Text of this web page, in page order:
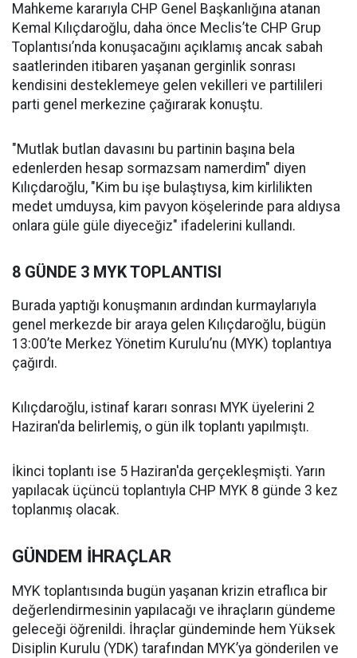
Mahkeme kararıyla CHP Genel Başkanlığına atanan
Kemal Kılıçdaroğlu, daha önce Meclis’te CHP Grup
Toplantısı’nda konuşacağını açıklamış ancak sabah
saatlerinden itibaren yaşanan gerginlik sonrası
kendisini desteklemeye gelen vekilleri ve partilileri
parti genel merkezine çağırarak konuştu.
"Mutlak butlan davasını bu partinin başına bela
edenlerden hesap sormazsam namerdim" diyen
Kılıçdaroğlu, "Kim bu işe bulaştıysa, kim kirlilikten
medet umduysa, kim pavyon köşelerinde para aldıysa
onlara güle güle diyeceğiz" ifadelerini kullandı.
8 GÜNDE 3 MYK TOPLANTISI
Burada yaptığı konuşmanın ardından kurmaylarıyla
genel merkezde bir araya gelen Kılıçdaroğlu, bügün
13:00’te Merkez Yönetim Kurulu’nu (MYK) toplantıya
çağırdı.
Kılıçdaroğlu, istinaf kararı sonrası MYK üyelerini 2
Haziran'da belirlemiş, o gün ilk toplantı yapılmıştı.
İkinci toplantı ise 5 Haziran'da gerçekleşmişti. Yarın
yapılacak üçüncü toplantıyla CHP MYK 8 günde 3 kez
toplanmış olacak.
GÜNDEM İHRAÇLAR
MYK toplantısında bugün yaşanan krizin etraflıca bir
değerlendirmesinin yapılacağı ve ihraçların gündeme
geleceği öğrenildi. İhraçlar gündeminde hem Yüksek
Disiplin Kurulu (YDK) tarafından MYK’ya gönderilen ve